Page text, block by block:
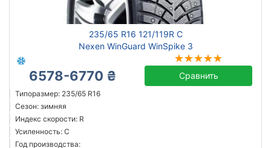
235/65 R16 121/119R C
Nexen WinGuard WinSpike 3
6578-6770 ₴ Сравнить
Типоразмер: 235/65 R16
Сезон: зимняя
Индекс скорости: R
Усиленность: C
Год производства: